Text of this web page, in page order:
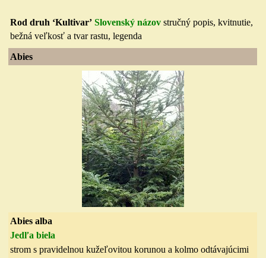
Rod druh ‘Kultivar’ Slovenský názov stručný popis, kvitnutie,
bežná veľkosť a tvar rastu, legenda
Abies
Abies alba
Jedľa biela
strom s pravidelnou kužeľovitou korunou a kolmo odtávajúcimi